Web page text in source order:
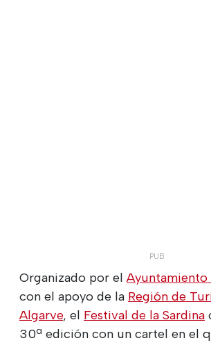
Organizado por elAyuntamiento
con el apoyo de la Región de
Algarve, el Festival de la Sardina
30ª edición con un cartel en el